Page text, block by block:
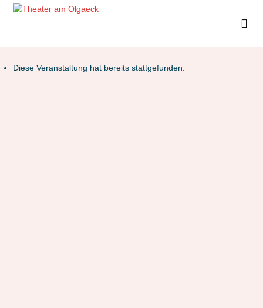
Diese Veranstaltung hat bereits stattgefunden.